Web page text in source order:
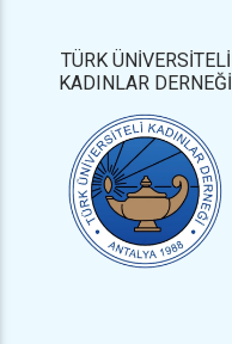
TÜRK ÜNİVERSİTELİ
KADINLAR DERNEĞİ